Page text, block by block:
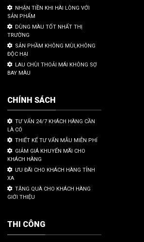
NHẬN TIỀN KHI HÀI LÒNG VỚI
SẢN PHẨM
DÙNG MÀU TỐT NHẤT THỊ
TRƯỜNG
SẢN PHẦM KHÔNG MÙI,KHÔNG
ĐỘC HẠI
LAU CHÙI THOẢI MÁI KHÔNG SỢ
BAY MÀU
CHÍNH SÁCH
TƯ VẤN 24/7 KHÁCH HÀNG CẦN
LÀ CÓ
THIẾT KẾ TƯ VẤN MẪU MIỄN PHÍ
GIẢM GIÁ KHUYẾN MÃI CHO
KHÁCH HÀNG
ƯU ĐÃI CHO KHÁCH HÀNG TỈNH
XA
TẶNG QUÀ CHO KHÁCH HÀNG
GIỚI THIỆU
THI CÔNG